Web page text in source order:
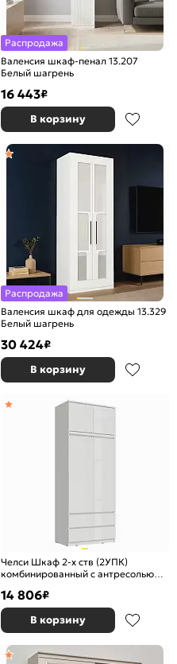
Распродажа
Валенсия шкаф-пенал 13.207
Белый шагрень
16 443₽
В корзину
Распродажа
Валенсия шкаф для одежды 13.329
Белый шагрень
30 424₽
В корзину
Челси Шкаф 2-х ств (2УПК)
комбинированный с антресолью
14 806₽
В корзину